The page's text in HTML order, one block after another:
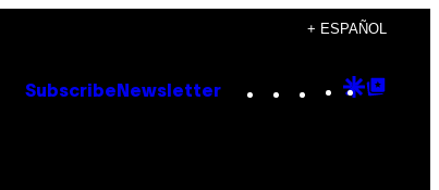
+ ESPAÑOL
Subscribe Newsletter Instagram
TikTok
YouTube
Google